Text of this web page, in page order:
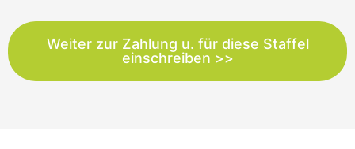
Weiter zur Zahlung u. für diese Staffel
einschreiben >>